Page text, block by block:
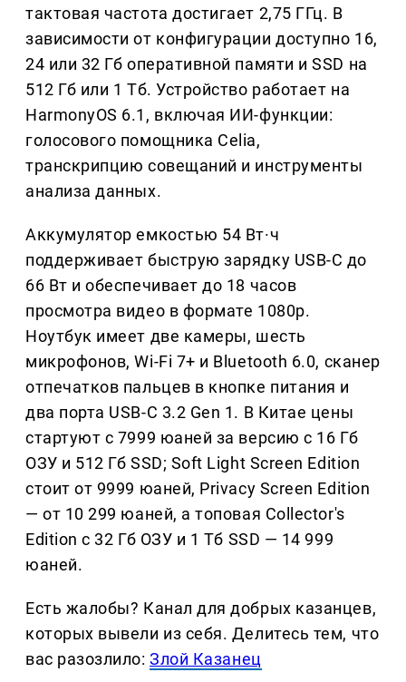
тактовая частота достигает 2,75 ГГц. В
зависимости от конфигурации доступно 16,
24 или 32 Гб оперативной памяти и SSD на
512 Гб или 1 Тб. Устройство работает на
HarmonyOS 6.1, включая ИИ-функции:
голосового помощника Celia,
транскрипцию совещаний и инструменты
анализа данных.
Аккумулятор емкостью 54 Вт·ч
поддерживает быструю зарядку USB-C до
66 Вт и обеспечивает до 18 часов
просмотра видео в формате 1080p.
Ноутбук имеет две камеры, шесть
микрофонов, Wi-Fi 7+ и Bluetooth 6.0, сканер
отпечатков пальцев в кнопке питания и
два порта USB-C 3.2 Gen 1. В Китае цены
стартуют с 7999 юаней за версию с 16 Гб
ОЗУ и 512 Гб SSD; Soft Light Screen Edition
стоит от 9999 юаней, Privacy Screen Edition
— от 10 299 юаней, а топовая Collector's
Edition с 32 Гб ОЗУ и 1 Тб SSD — 14 999
юаней.
Есть жалобы? Канал для добрых казанцев,
которых вывели из себя. Делитеcь тем, что
вас разозлило:Злой Казанец